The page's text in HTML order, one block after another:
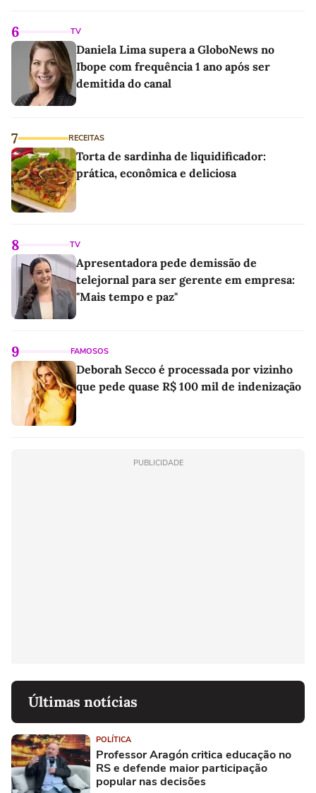
6 TV
Daniela Lima supera a GloboNews no
Ibope com frequência 1 ano após ser
demitida do canal
7 RECEITAS
Torta de sardinha de liquidificador:
prática, econômica e deliciosa
8 TV
Apresentadora pede demissão de
telejornal para ser gerente em empresa:
"Mais tempo e paz"
9 FAMOSOS
Deborah Secco é processada por vizinho
que pede quase R$ 100 mil de indenização
PUBLICIDADE
Últimas notícias
POLÍTICA
Professor Aragón critica educação no
RS e defende maior participação
popular nas decisões